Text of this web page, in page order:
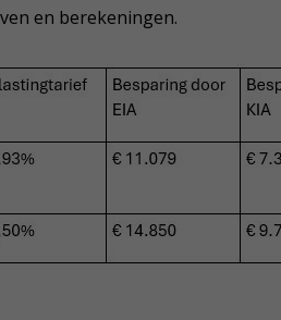
en berekeningen.